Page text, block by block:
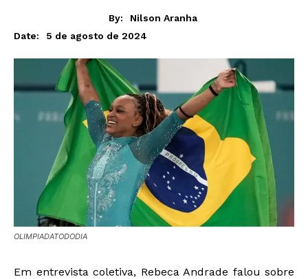
By:
Nilson Aranha
Date:
5 de agosto de 2024
OLIMPIADATODODIA
Em entrevista coletiva, Rebeca Andrade falou sobre